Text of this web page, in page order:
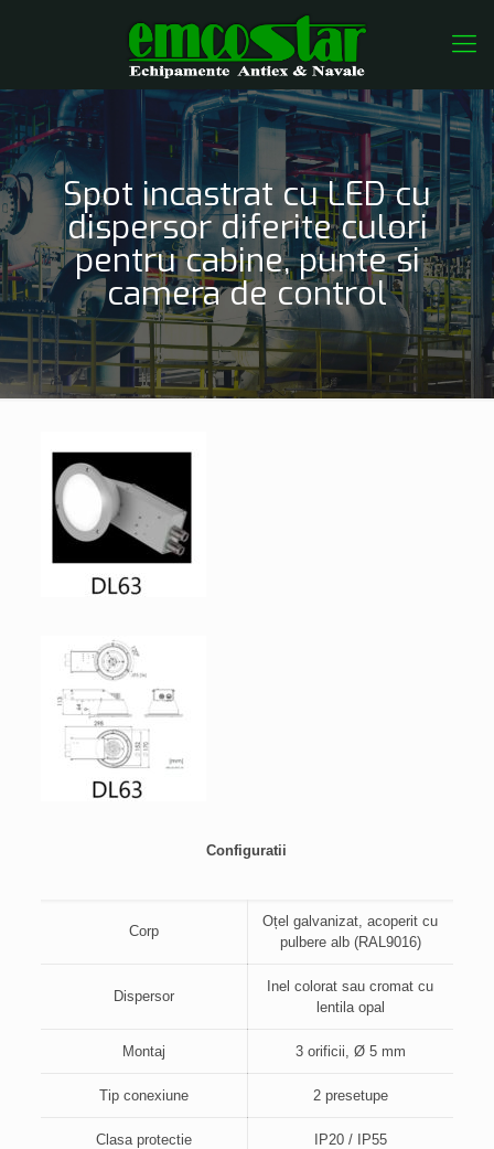
Spot incastrat cu LED cu
dispersor diferite culori
pentru cabine, punte si
camera de control
Configuratii
Corp
Oțel galvanizat, acoperit cu
pulbere alb (RAL9016)
Dispersor
Inel colorat sau cromat cu
lentila opal
Montaj 3 orificii, Ø 5 mm
Tip conexiune 2 presetupe
Clasa protectie IP20 / IP55